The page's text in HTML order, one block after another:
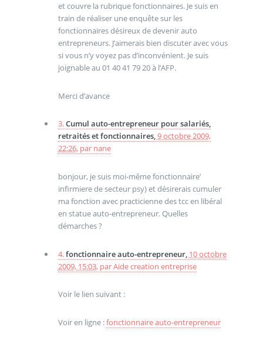
et couvre la rubrique fonctionnaires. Je suis en
train de réaliser une enquête sur les
fonctionnaires désireux de devenir auto
entrepreneurs. J’aimerais bien discuter avec vous
si vous n’y voyez pas d’inconvénient. Je suis
joignable au 01 40 41 79 20 à l’AFP.
Merci d’avance
3.Cumul auto-entrepreneur pour salariés,
retraités et fonctionnaires,9 octobre 2009,
22:26, par nane
bonjour, je suis moi-même fonctionnaire’
infirmiere de secteur psy) et désirerais cumuler
ma fonction avec practicienne des tcc en libéral
en statue auto-entrepreneur. Quelles
démarches ?
4.fonctionnaire auto-entrepreneur, 10 octobre
2009, 15:03, parAide creation entreprise
Voir le lien suivant :
Voir en ligne :fonctionnaire auto-entrepreneur